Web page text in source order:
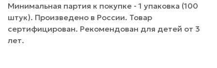
Минимальная партия к покупке - 1 упаковка (100
штук). Произведено в России. Товар
сертифицирован. Рекомендован для детей от 3
лет.